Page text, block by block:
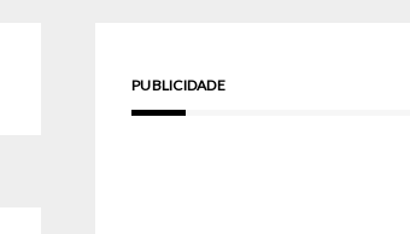
PUBLICIDADE